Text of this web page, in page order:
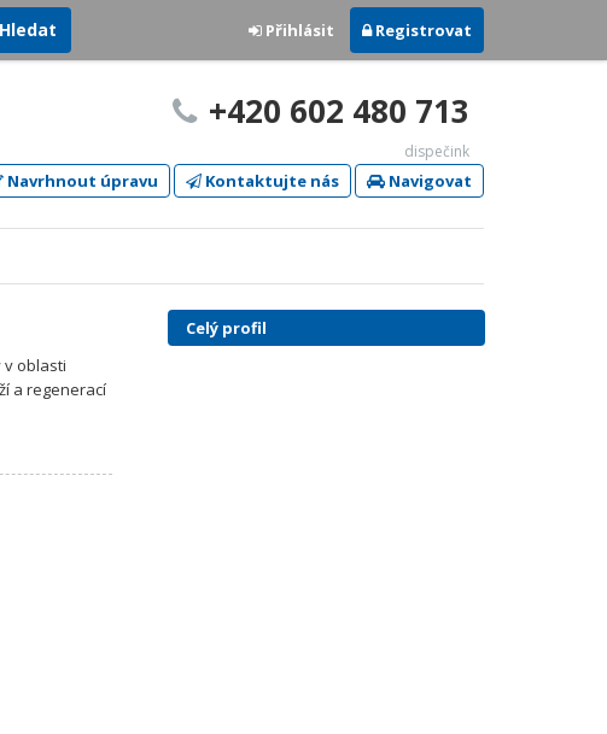
Hledat Přihlásit Registrovat
+420 602 480 713
dispečink
Navrhnout úpravu Kontaktujte nás Navigovat
v oblasti
a regenerací
Celý profil